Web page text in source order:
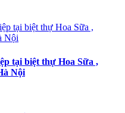
tại biệt thự Hoa Sữa ,
Nội